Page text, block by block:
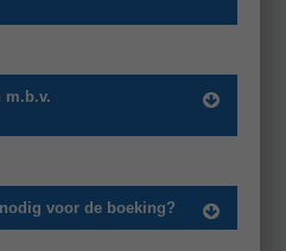
m.b.v.
voor de boeking?